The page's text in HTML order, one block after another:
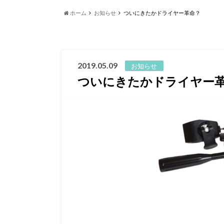
ホーム お知らせ ついにきたかドライヤー革命？
2019.05.09 お知らせ
ついにきたかドライヤー